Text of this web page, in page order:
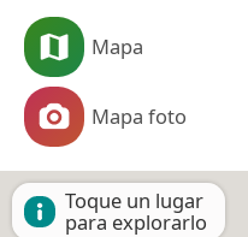
Mapa
Mapa foto
Toque un lugar
para explorarlo